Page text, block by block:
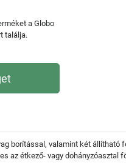
a Globo
találja.
borítással, valamint két állítható
az étkező- vagy dohányzóasztal